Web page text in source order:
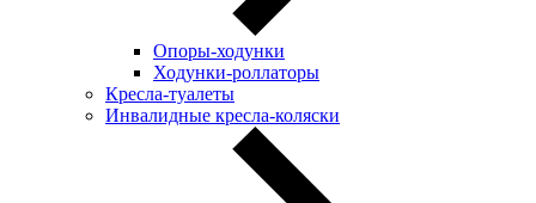
Опоры-ходунки
Ходунки-роллаторы
Кресла-туалеты
Инвалидные кресла-коляски